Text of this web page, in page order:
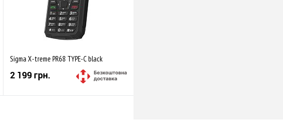
Sigma Х-treme PR68 TYPE-C black
2 199 грн.